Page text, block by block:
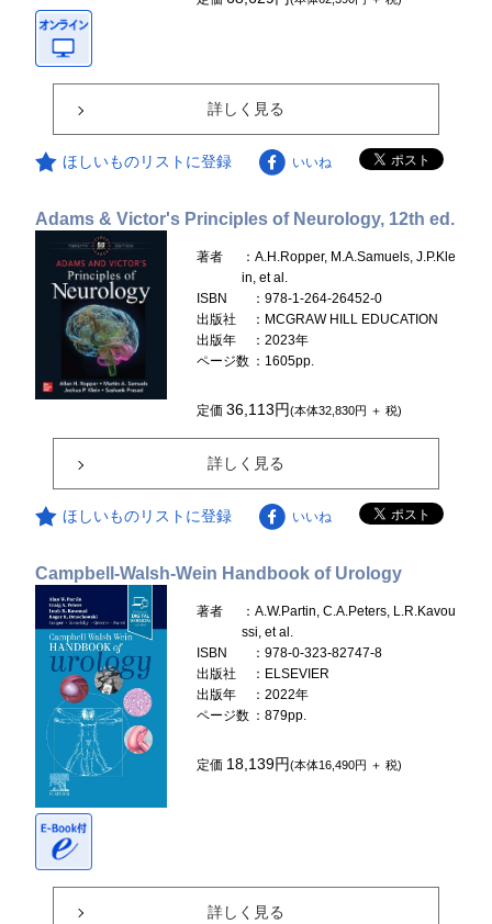
詳しく見る
ほしいものリストに登録 いいね
Adams & Victor's Principles of Neurology, 12th ed.
著者
：A.H.Ropper, M.A.Samuels, J.P.Kle
in, et al.
ISBN
：978-1-264-26452-0
出版社
：MCGRAW HILL EDUCATION
出版年
：2023年
ページ数 ：1605pp.
定価36,113円(本体32,830円 ＋ 税)
詳しく見る
ほしいものリストに登録 いいね
Campbell-Walsh-Wein Handbook of Urology
著者
：A.W.Partin, C.A.Peters, L.R.Kavou
ssi, et al.
ISBN
：978-0-323-82747-8
出版社
：ELSEVIER
出版年
：2022年
ページ数 ：879pp.
定価 18,139円(本体16,490円 ＋ 税)
詳しく見る